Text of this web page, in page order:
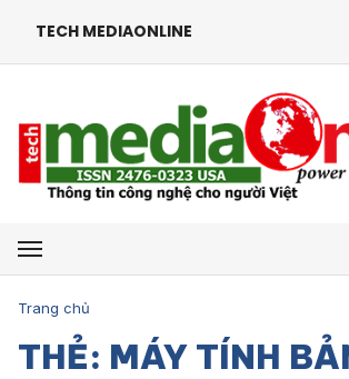
TECH MEDIAONLINE
Mở menu
Trang chủ
THẺ: MÁY TÍNH